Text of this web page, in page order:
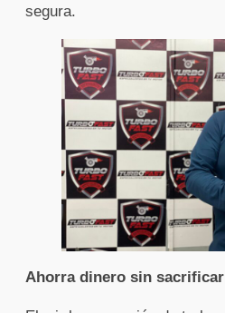
segura.
Ahorra dinero sin sacrificar